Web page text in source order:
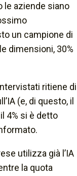
le aziende siano
un campione di
dimensioni, 30%
ritiene di
(e, di questo, il
4% si è detto
utilizza già l’IA
la quota